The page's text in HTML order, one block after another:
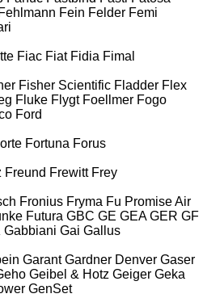
Fehlmann Fein Felder Femi
Fiac Fiat Fidia Fimal
Fisher Scientific Fladder Flex
Fluke Flygt Foellmer Fogo
Ford
Fortuna Forus
Freund Frewitt Frey
Fronius Fryma Fu Promise Air
Futura GBC GE GEA GER GF
Gabbiani Gai Gallus
Garant Gardner Denver Gaser
Geibel & Hotz Geiger Geka
GenSet